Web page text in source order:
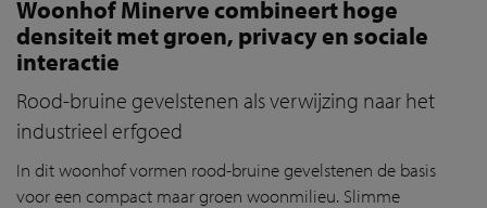
Woonhof Minerve combineert hoge
densiteit met groen, privacy en sociale
interactie
Rood-bruine gevelstenen als verwijzing naar het
industrieel erfgoed
In ditwoonhofvormen rood-bruinegevelstenen de basis
voor een compact maar groen woonmilieu. Slimme